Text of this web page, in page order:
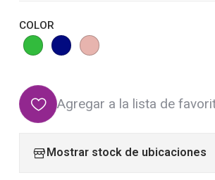
COLOR
Agregar a la lista de
Mostrar stock de ubicaciones